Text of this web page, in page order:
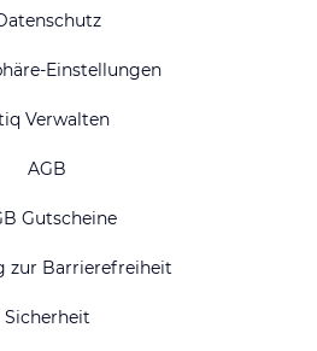
Einstellungen
Verwalten
AGB
Gutscheine
zur Barrierefreiheit
Sicherheit